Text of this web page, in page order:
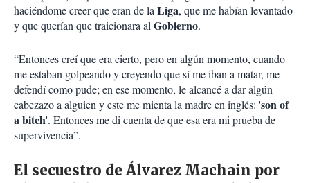
haciéndome creer que eran de la Liga, que me habían levantado
y que querían que traicionara al Gobierno.
“Entonces creí que era cierto, pero en algún momento, cuando
me estaban golpeando y creyendo que sí me iban a matar, me
defendí como pude; en ese momento, le alcancé a dar algún
cabezazo a alguien y este me mienta la madre en inglés: 'son of
a bitch'. Entonces me di cuenta de que esa era mi prueba de
supervivencia”.
El secuestro de Álvarez Machain por